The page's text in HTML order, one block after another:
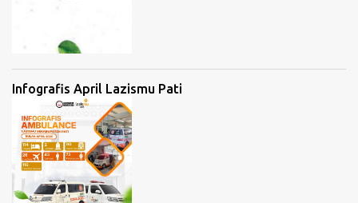
Infografis April Lazismu Pati